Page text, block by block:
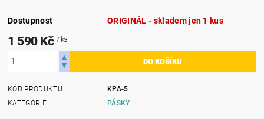
Dostupnost ORIGINÁL - skladem jen 1 kus
1 590 Kč / ks
KÓD PRODUKTU
KPA-5
KATEGORIE
PÁSKY